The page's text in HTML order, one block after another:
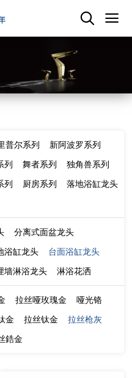
普尔系列
新阿波罗系列
列 舞者系列
独角兽系列
列 厨房系列
落地浴缸龙头
分离式面盆龙头
浴缸龙头
台面浴缸龙头
墙淋浴龙头 淋浴花洒
拉丝哑玫瑰金
哑光铬
金 拉丝钛金
拉丝枪灰
鋯金